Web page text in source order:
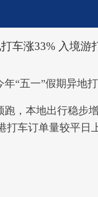
车涨33% 入境游
“五一”假期异地
跑，本地出行稳步
打车订单量较平日